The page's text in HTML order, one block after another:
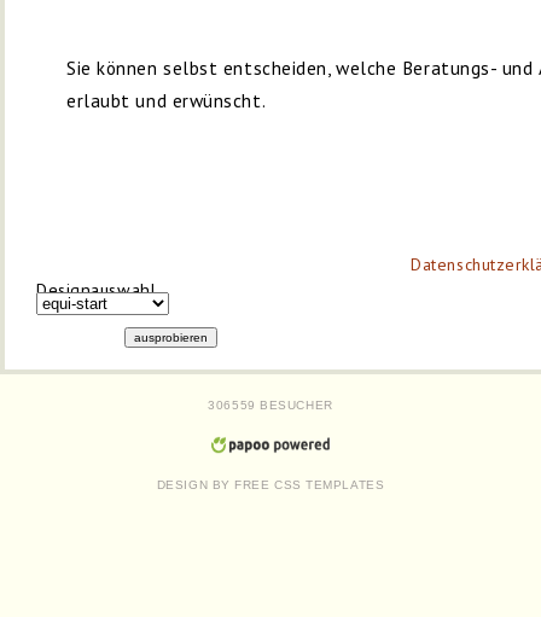
Sie können selbst entscheiden, welche Beratungs-
erlaubt und erwünscht.
Designauswahl
306559 BESUCHER
DESIGN BY FREE CSS TEMPLATES